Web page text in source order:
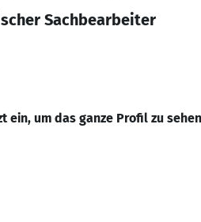
Sachbearbeiter
ein, um das ganze Profil zu